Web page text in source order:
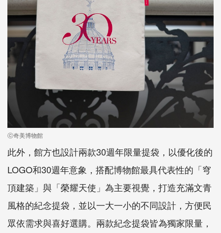
ⓒ奇美博物館
此外，館方也設計兩款30週年限量提袋，以優化後的
LOGO和30週年意象，搭配博物館最具代表性的「穹
頂建築」與「榮耀天使」為主要視覺，打造充滿文青
風格的紀念提袋，並以一大一小的不同設計，方便民
眾依需求與喜好選購。兩款紀念提袋皆為獨家限量，